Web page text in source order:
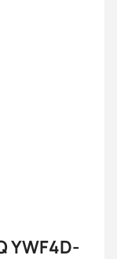
YWF4D-